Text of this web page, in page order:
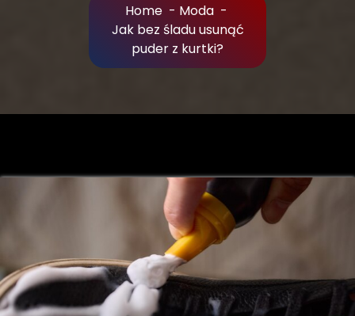
Home- Moda-
Jak bez śladu usunąć
puder z kurtki?